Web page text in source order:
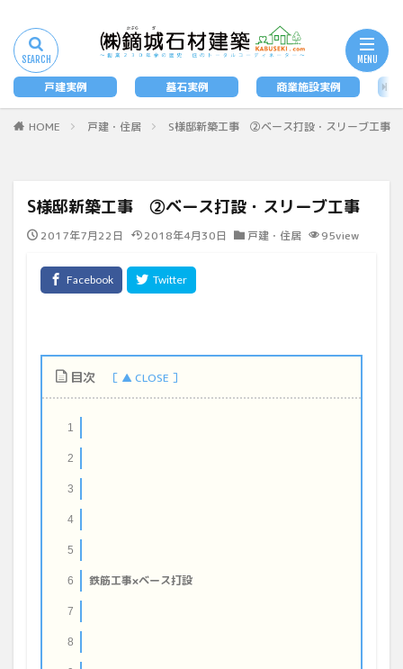
戸建実例 墓石実例 商業施設実例
HOME 戸建・住居 S様邸新築工事 ②ベース打設・スリーブ工事
S様邸新築工事 ②ベース打設・スリーブ工事
2017年7月22日 2018年4月30日 戸建・住居 95view
目次
1
2
3
4
5
6 鉄筋工事×ベース打設
7
8
タグ